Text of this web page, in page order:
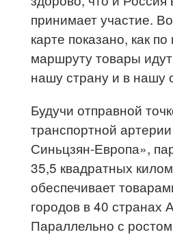
принимает участие.
карте показано, как по
маршруту товары
нашу страну и в нашу
Будучи отправной
транспортной
Синьцзян-Европа»,
35,5 квадратных
обеспечивает
городов в 40 странах
Параллельно с